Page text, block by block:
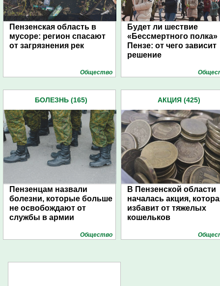
Пензенская область в
мусоре: регион спасают
от загрязнения рек
Общество
Будет ли шествие
«Бессмертного полка»
Пензе: от чего зависит
решение
БОЛЕЗНЬ (165)
Пензенцам назвали
болезни, которые больше
не освобождают от
службы в армии
Общество
АКЦИЯ (425)
В Пензенской области
началась акция,
избавит от тяжелых
кошельков